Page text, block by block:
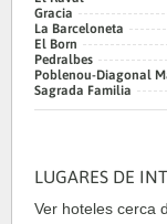
Gracia
La Barceloneta
El Born
Pedralbes
Poblenou-Diagonal
Sagrada Familia
LUGARES DE
Ver hoteles cerca